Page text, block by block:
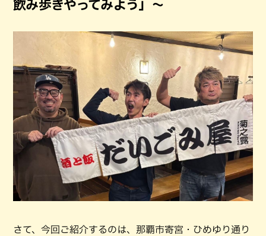
飲み歩きやってみよう」〜
さて、今回ご紹介するのは、那覇市寄宮・ひめゆり通り